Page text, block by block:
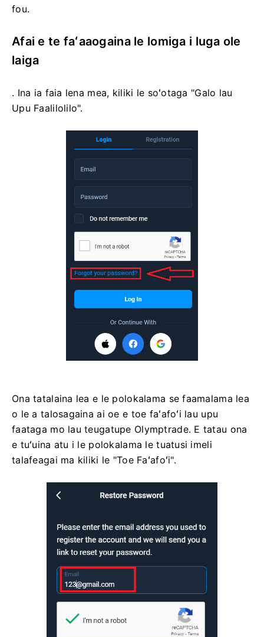
fou.
Afai e te faʻaaogaina le lomiga i luga ole
laiga
. Ina ia faia lena mea, kiliki le soʻotaga "Galo lau
Upu Faalilolilo".
Ona tatalaina lea e le polokalama se faamalama lea
o le a talosagaina ai oe e toe faʻafoʻi lau upu
faataga mo lau teugatupe Olymptrade. E tatau ona
e tuʻuina atu i le polokalama le tuatusi imeli
talafeagai ma kiliki le "Toe Faʻafoʻi".